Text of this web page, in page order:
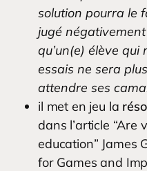
solution pourra le
jugé
qu’un(e) élève
essais ne sera
attendre ses
il met en jeu la
dans l’article “Are
education” James
for Games and